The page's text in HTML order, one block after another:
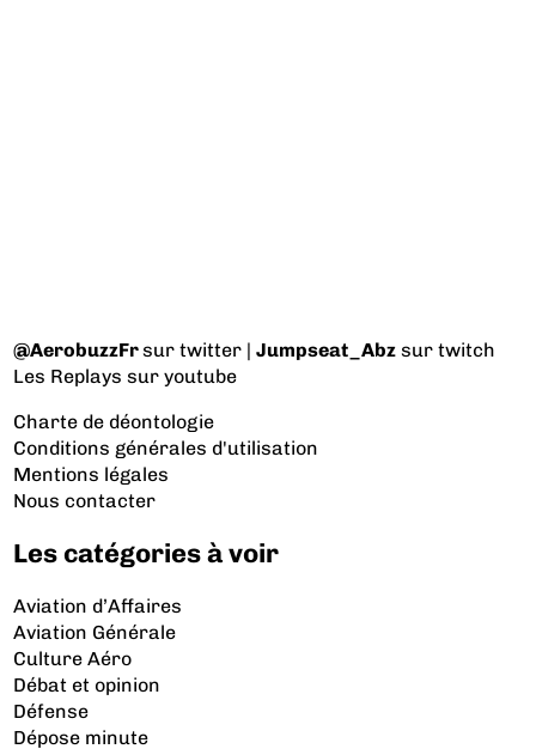
@AerobuzzFrsur twitter |Jumpseat_Abz sur twitch
Les Replays sur youtube
Charte de déontologie
Conditions générales d'utilisation
Mentions légales
Nous contacter
Les catégories à voir
Aviation d’Affaires
Aviation Générale
Culture Aéro
Débat et opinion
Défense
Dépose minute